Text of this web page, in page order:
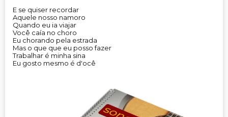
E se quiser recordar
Aquele nosso namoro
Quando eu ia viajar
Você caía no choro
Eu chorando pela estrada
Mas o que que eu posso fazer
Trabalhar é minha sina
Eu gosto mesmo é d'ocê